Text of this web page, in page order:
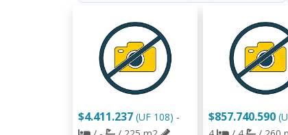
$4.411.237 (UF 108) -
$857.740.590